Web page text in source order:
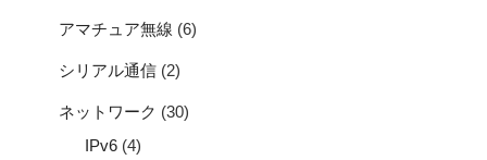
アマチュア無線 (6)
シリアル通信 (2)
ネットワーク (30)
IPv6 (4)